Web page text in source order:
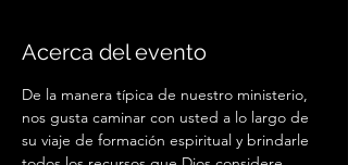
Acerca del evento
De la manera típica de nuestro ministerio,
nos gusta caminar con usted a lo largo de
su viaje de formación espiritual y brindarle